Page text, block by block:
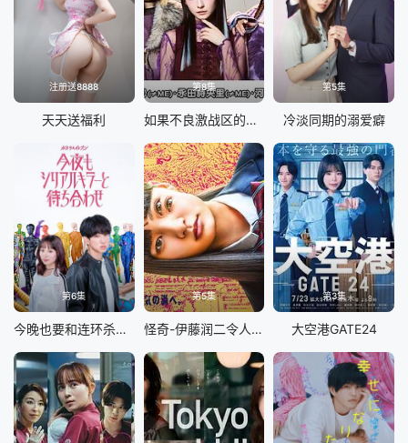
注册送8888
天天送福利
第8集
如果不良激战区的四天王转生成了偶像团体
第5集
冷淡同期的溺爱癖
第6集
今晚也要和连环杀手约会
第5集
怪奇-伊藤润二令人彻夜难眠的奇异故事
第3集
大空港GATE24